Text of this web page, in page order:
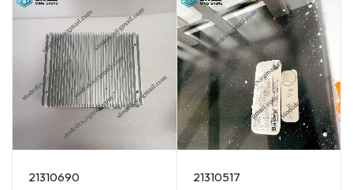
21310690
21310517